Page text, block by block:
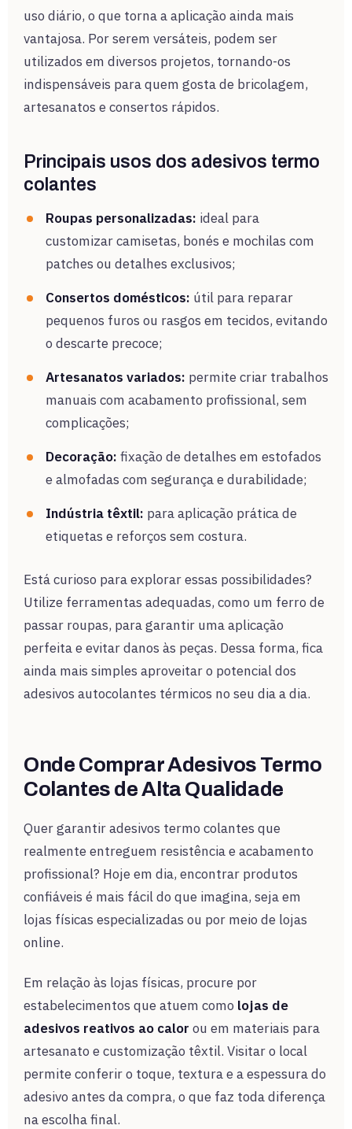
uso diário, o que torna a aplicação ainda mais
vantajosa. Por serem versáteis, podem ser
utilizados em diversos projetos, tornando-os
indispensáveis para quem gosta de bricolagem,
artesanatos e consertos rápidos.
Principais usos dos adesivos termo
colantes
Roupas personalizadas: ideal para
customizar camisetas, bonés e mochilas com
patches ou detalhes exclusivos;
Consertos domésticos: útil para reparar
pequenos furos ou rasgos em tecidos, evitando
o descarte precoce;
Artesanatos variados: permite criar trabalhos
manuais com acabamento profissional, sem
complicações;
Decoração: fixação de detalhes em estofados
e almofadas com segurança e durabilidade;
Indústria têxtil: para aplicação prática de
etiquetas e reforços sem costura.
Está curioso para explorar essas possibilidades?
Utilize ferramentas adequadas, como um ferro de
passar roupas, para garantir uma aplicação
perfeita e evitar danos às peças. Dessa forma, fica
ainda mais simples aproveitar o potencial dos
adesivos autocolantes térmicos no seu dia a dia.
Onde Comprar Adesivos Termo
Colantes de Alta Qualidade
Quer garantir adesivos termo colantes que
realmente entreguem resistência e acabamento
profissional? Hoje em dia, encontrar produtos
confiáveis é mais fácil do que imagina, seja em
lojas físicas especializadas ou por meio de lojas
online.
Em relação às lojas físicas, procure por
estabelecimentos que atuem como lojas de
adesivos reativos ao calor ou em materiais para
artesanato e customização têxtil. Visitar o local
permite conferir o toque, textura e a espessura do
adesivo antes da compra, o que faz toda diferença
na escolha final.